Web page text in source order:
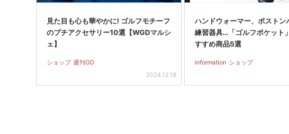
見た目も心も華やかに! ゴルフモチーフ
のプチアクセサリー10選【WGDマルシ
ェ】
ショップ 週刊GD
2024.12.18
ハンドウォーマー、ボストン
練習器具…「ゴルフポケット
すすめ商品5選
information ショップ